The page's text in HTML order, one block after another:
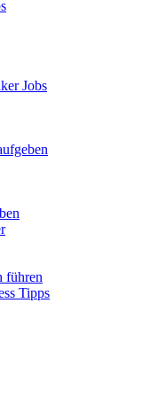
Jobs
führen
Tipps